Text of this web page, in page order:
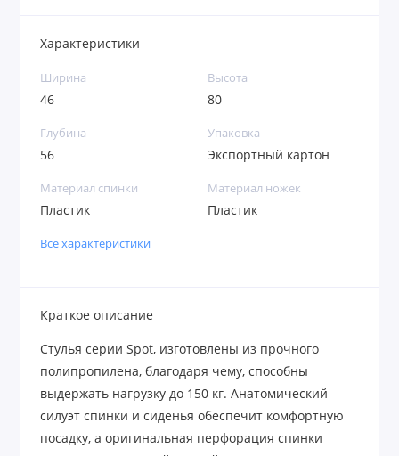
Характеристики
Ширина
46
Высота
80
Глубина
56
Упаковка
Экспортный картон
Материал спинки
Пластик
Материал ножек
Пластик
Все характеристики
Краткое описание
Стулья серии Spot, изготовлены из прочного
полипропилена, благодаря чему, способны
выдержать нагрузку до 150 кг. Анатомический
силуэт спинки и сиденья обеспечит комфортную
посадку, а оригинальная перфорация спинки